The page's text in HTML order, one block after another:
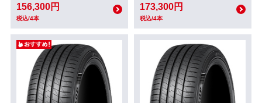
156,300円
税込/4本
173,300円
税込/4本